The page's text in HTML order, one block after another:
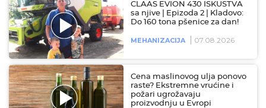
CLAAS EVION 430 ISKUSTVA
sa njive | Epizoda 2 | Kladovo:
Do 160 tona pšenice za dan!
MEHANIZACIJA 07.08.2026
Cena maslinovog ulja ponovo
raste? Ekstremne vrućine i
požari ugrožavaju
proizvodnju u Evropi